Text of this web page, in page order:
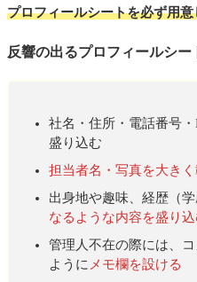
プロフィールシートを必ず用
反響の出るプロフィールシー
社名・住所・電話番号
盛り込む
担当者名・写真を大きく
出身地や趣味、経歴（学
なるような内容を盛り込
管理人不在の際には、
ようにメモ欄を設ける